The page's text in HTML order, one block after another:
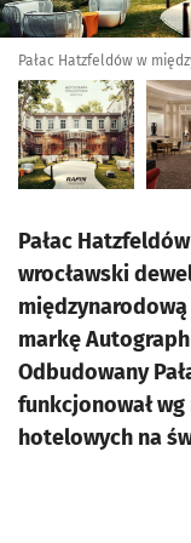
Pałac Hatzfeldów w
Pałac
wrocławski
markę
Odbudowany
funkcjonował
hotelowych na